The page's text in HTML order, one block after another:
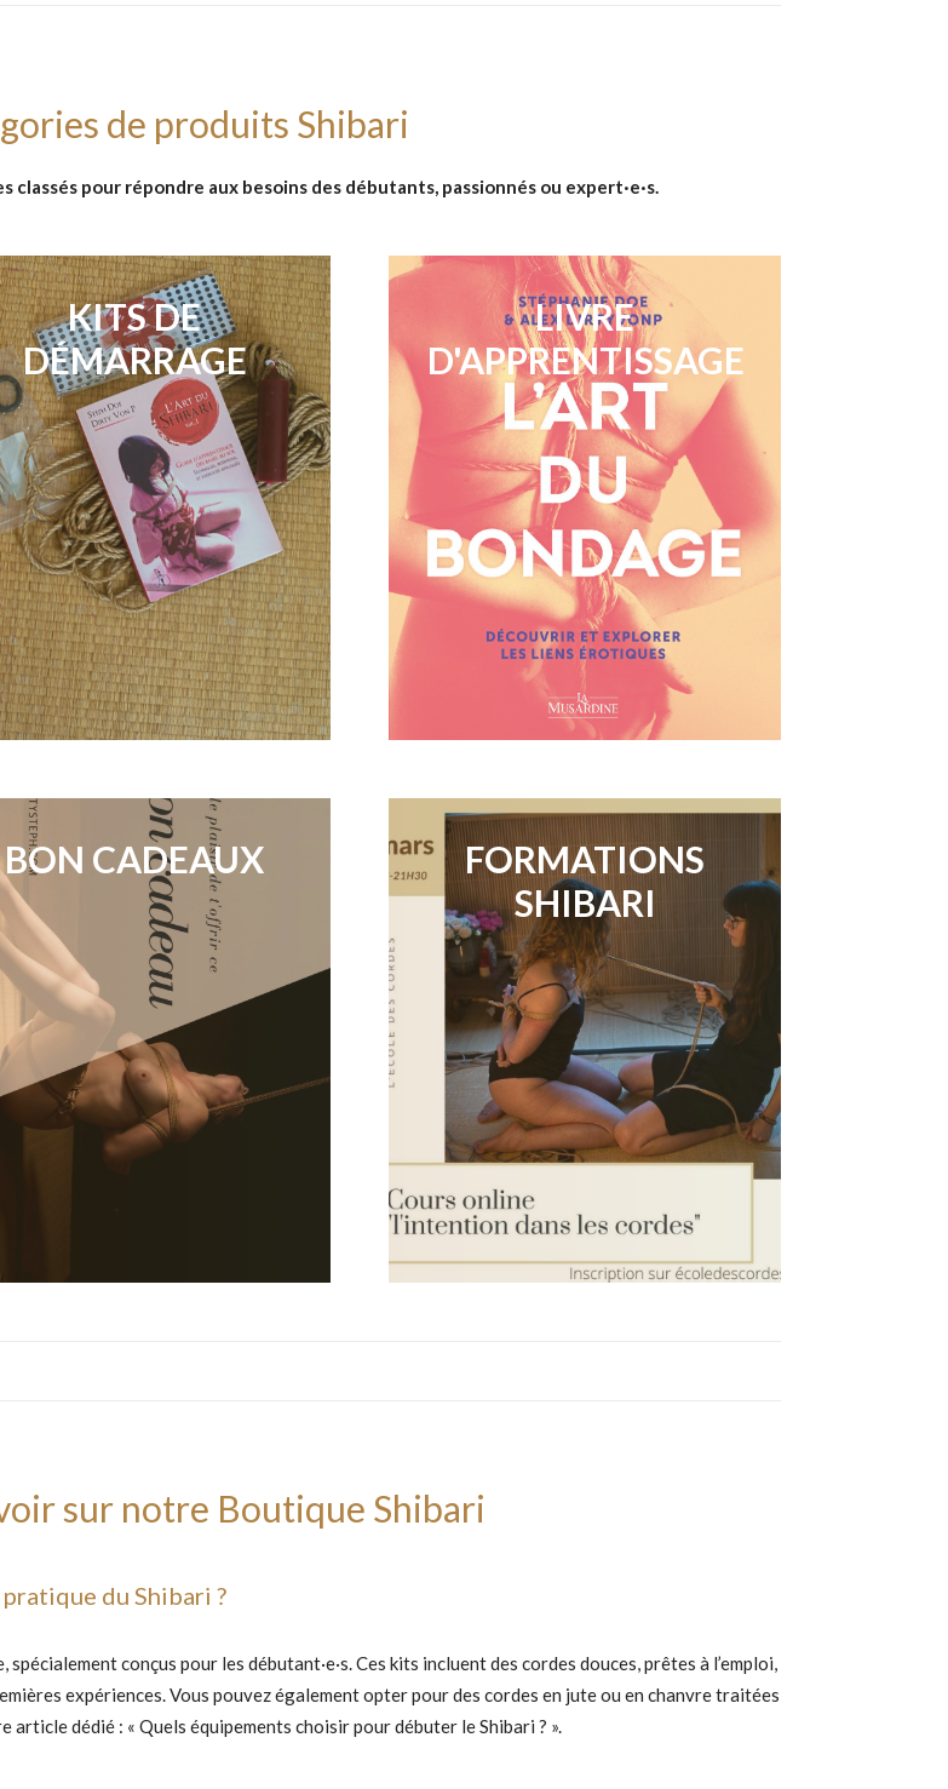
de produits Shibari
classés pour répondre aux besoins des débutants, passionnés ou expert·e·s.
KITS DE
DÉMARRAGE
LIVRE
D'APPRENTISSAGE
BON CADEAUX
FORMATIONS
SHIBARI
sur notre Boutique Shibari
du Shibari ?
conçus pour les débutant·e·s. Ces kits incluent des cordes douces, prêtes à l’emploi,
expériences. Vous pouvez également opter pour des cordes en jute ou en chanvre traitées
dédié : « Quels équipements choisir pour débuter le Shibari ? ».